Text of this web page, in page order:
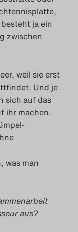
ja ein
zwischen
weil sie erst
Und je
sich auf das
ihr machen.
was man
aus?